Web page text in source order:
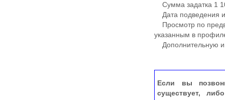
Сумма задатка 1
Дата подведения
Просмотр по
указанным в
Дополнительную
Если вы
существует,